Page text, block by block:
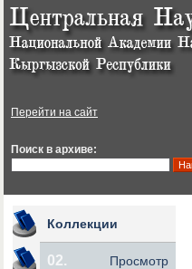
Перейти на сайт
Поиск в архиве:
Коллекции
02. Просмотр